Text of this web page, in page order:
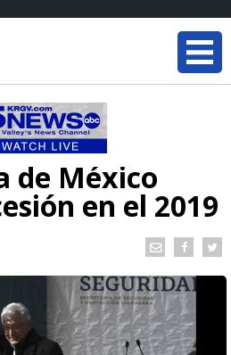
de México
en el 2019